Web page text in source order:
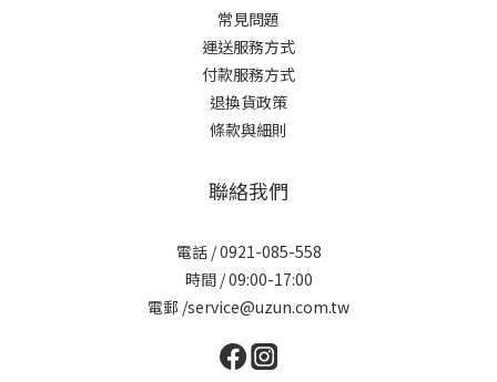
常見問題
運送服務方式
付款服務方式
退換貨政策
條款與細則
聯絡我們
電話 / 0921-085-558
時間 / 09:00-17:00
電郵 /service@uzun.com.tw